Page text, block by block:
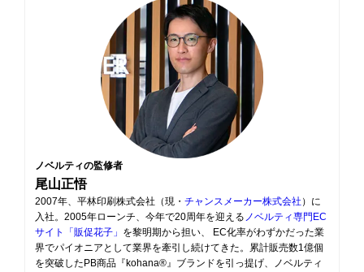
ノベルティの監修者
尾山正悟
2007年、平林印刷株式会社（現・ チャンスメーカー株式会社 ）に
入社。2005年ローンチ、今年で20周年を迎える ノベルティ専門EC
サイト「販促花子」 を黎明期から担い、 EC化率がわずかだった業
界でパイオニアとして業界を牽引し続けてきた。累計販売数1億個
を突破したPB商品『kohana®』ブランドを引っ提げ、ノベルティ